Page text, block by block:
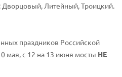
Дворцовый, Литейный, Троицкий.
праздников Российской
мая, с 12 на 13 июня мосты НЕ